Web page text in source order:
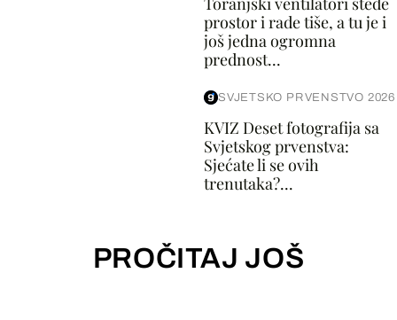
prostor i rade tiše, a tu je i
još jedna ogromna
prednost...
SVJETSKO PRVENSTVO 2026
KVIZ Deset fotografija sa
Svjetskog prvenstva:
Sjećate li se ovih
trenutaka?...
PROČITAJ JOŠ